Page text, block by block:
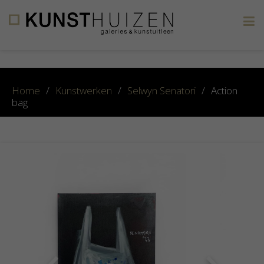
Home / Kunstwerken / Selwyn Senatori / Action
bag